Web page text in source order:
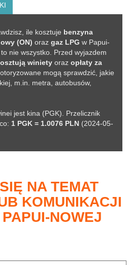
ile kosztuje benzyna
(ON) oraz gaz LPG w Papui-
nie wszystko. Przed wyjazdem
winiety oraz opłaty za
mogą sprawdzić, jakie
m.in. metra, autobusów,
jest kina (PGK). Przelicznik
1 PGK = 1.0076 PLN (2024-05-
NA TEMAT
KOMUNIKACJI
NOWEJ